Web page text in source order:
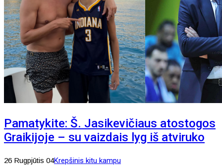
Pamatykite: Š. Jasikevičiaus atostogos
Graikijoje – su vaizdais lyg iš atviruko
26 Rugpjūtis 04Krepšinis kitu kampu